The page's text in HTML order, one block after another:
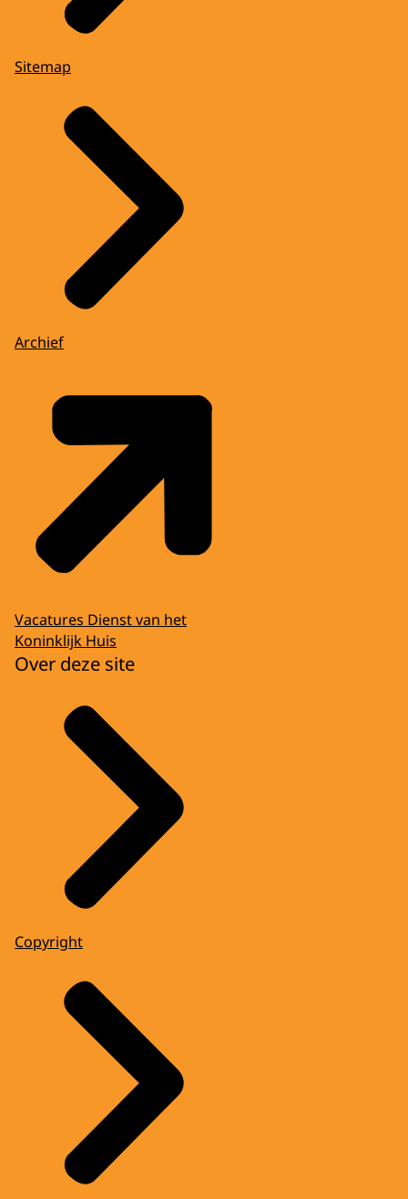
Sitemap
Archief
Vacatures Dienst van het
Koninklijk Huis
Over deze site
Copyright